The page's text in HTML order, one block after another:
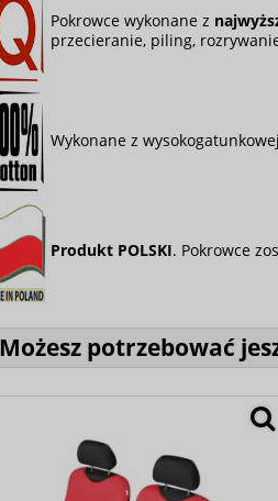
Pokrowce wykonane z
przecieranie, piling,
Wykonane z
Produkt POLSKI. Pokrowce
Możesz potrzebować